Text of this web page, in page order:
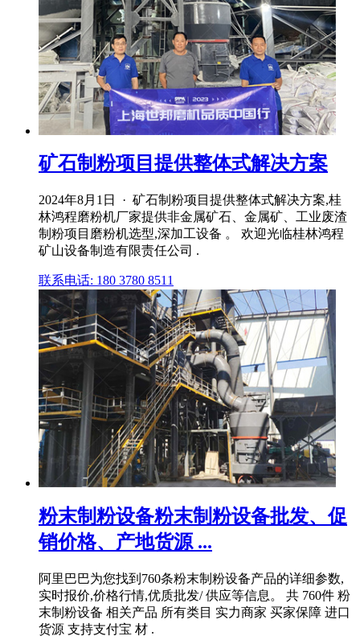
矿石制粉项目提供整体式解决方案
2024年8月1日 · 矿石制粉项目提供整体式解决方案,桂
林鸿程磨粉机厂家提供非金属矿石、金属矿、工业废渣
制粉项目磨粉机选型,深加工设备 。 欢迎光临桂林鸿程
矿山设备制造有限责任公司 .
联系电话: 180 3780 8511
粉末制粉设备粉末制粉设备批发、促
销价格、产地货源 ...
阿里巴巴为您找到760条粉末制粉设备产品的详细参数,
实时报价,价格行情,优质批发/ 供应等信息。 共 760件 粉
末制粉设备 相关产品 所有类目 实力商家 买家保障 进口
货源 支持支付宝 材 .